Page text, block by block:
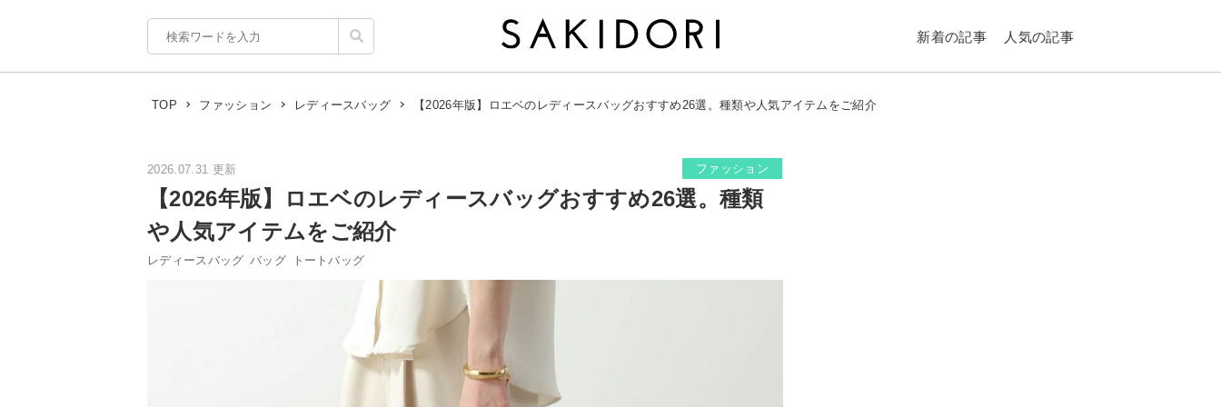
新着の記事 人気の記事
TOP ファッション レディースバッグ 【2026年版】ロエベのレディースバッグおすすめ26選。種類や人気アイテムをご紹介
2026.07.31 更新 ファッション
【2026年版】ロエベのレディースバッグおすすめ26選。種類
や人気アイテムをご紹介
レディースバッグ バッグ トートバッグ